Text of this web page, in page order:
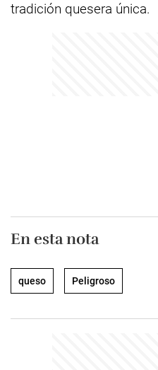
tradición quesera única.
En esta nota
queso Peligroso